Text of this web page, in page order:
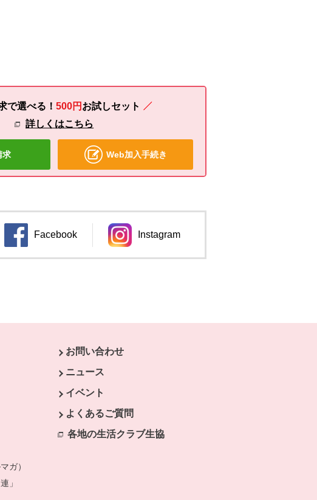
で選べる！ 500円 お試しセット
詳しくはこちら
求 Web加入手続き
Facebook
別のウィンドウで開きます。
Instagram
別のウィンドウで開きます。
。
ィンドウで開きます。
ドウで開きます。
ィンドウで開きます。
ガ）
」
お問い合わせ
ニュース
イベント
よくあるご質問
各地の生活クラブ生協